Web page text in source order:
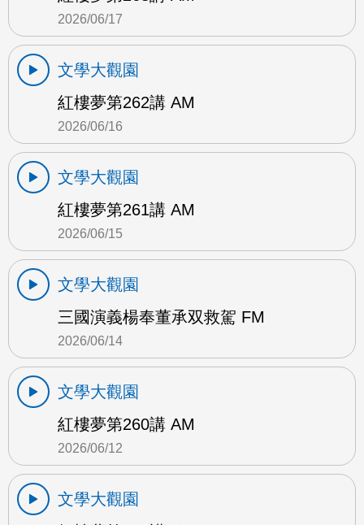
2026/06/17
文學大觀園
紅樓夢第262講 AM
2026/06/16
文學大觀園
紅樓夢第261講 AM
2026/06/15
文學大觀園
三國演義楊奉董承双救駕 FM
2026/06/14
文學大觀園
紅樓夢第260講 AM
2026/06/12
文學大觀園